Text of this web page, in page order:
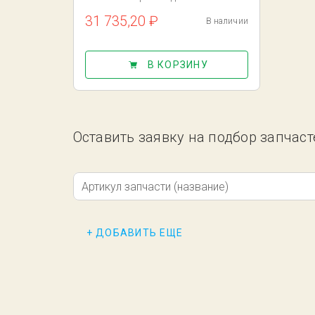
31 735,20 ₽ В наличии
В КОРЗИНУ
Оставить заявку на подбор
Артикул запчасти (название)
+ ДОБАВИТЬ ЕЩЕ